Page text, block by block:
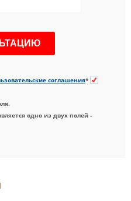
соглашения*
одно из двух полей -